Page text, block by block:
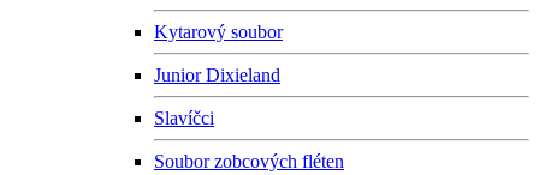
Kytarový soubor
Junior Dixieland
Slavíčci
Soubor zobcových fléten